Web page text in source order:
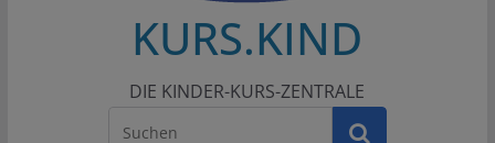
KURS.KIND
DIE KINDER-KURS-ZENTRALE